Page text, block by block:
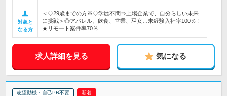
対象と
なる方
＜◇29歳までの方※◇学歴不問⇒上場企業で、自分らしい未来
に挑戦＞◎アパレル、飲食、営業、巫女…未経験入社率100％！
★リモート案件率70％
求人詳細を見る 気になる
志望動機・自己PR不要